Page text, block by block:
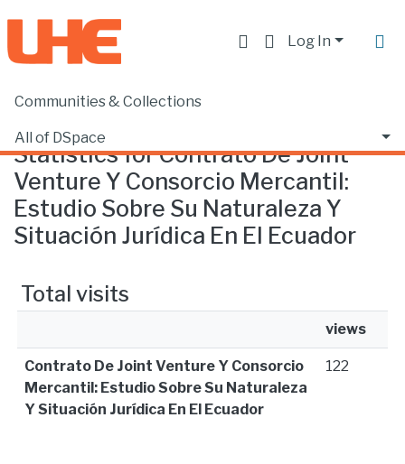
Log In
Communities & Collections
All of DSpace
Home Statistics
Statistics for Contrato De Joint
Venture Y Consorcio Mercantil:
Estudio Sobre Su Naturaleza Y
Situación Jurídica En El Ecuador
Total visits
views
Contrato De Joint Venture Y Consorcio
Mercantil: Estudio Sobre Su Naturaleza
Y Situación Jurídica En El Ecuador
122